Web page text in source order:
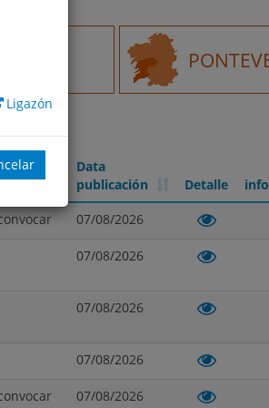
Ligazón
Data
publicación
Detalle
Data
publicación
Detalle
07/08/2026
07/08/2026
07/08/2026
07/08/2026
07/08/2026